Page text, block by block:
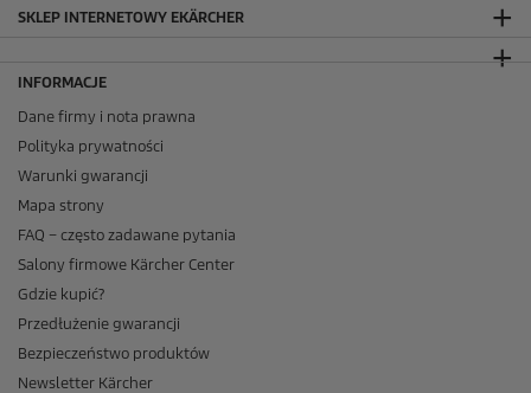
SKLEP INTERNETOWY EKÄRCHER
INFORMACJE
Dane firmy i nota prawna
Polityka prywatności
Warunki gwarancji
Mapa strony
FAQ – często zadawane pytania
Salony firmowe Kärcher Center
Gdzie kupić?
Przedłużenie gwarancji
Bezpieczeństwo produktów
Newsletter Kärcher